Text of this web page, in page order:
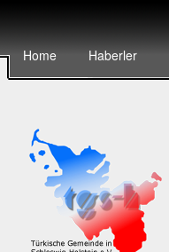
Home Haberler